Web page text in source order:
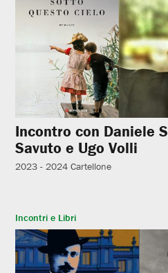
Incontro con Daniele
Savuto e Ugo Volli
2023 - 2024 Cartellone
Incontri e Libri